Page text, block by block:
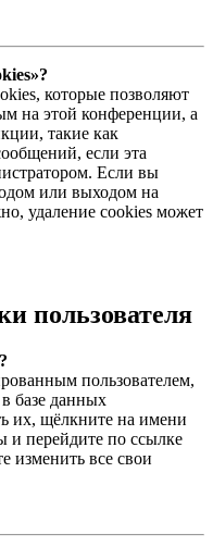
которые позволяют
на этой конференции, а
такие как
если эта
Если вы
или выходом на
удаление cookies может
пользователя
пользователем,
базе данных
их, щёлкните на имени
и перейдите по ссылке
изменить все свои